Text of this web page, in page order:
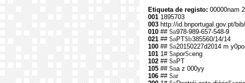
Etiqueta de registo: 00000nam
001 1895703
003 http://id.bnportugal.gov.pt/
010 ## $a978-989-657-548-9
021 ## $aPT$b385560/14/14
100 ## $a20150227d2014 m
101 1# $apor$ceng
102 ## $aPT
105 ## $aa z 000yy
106 ## $ar